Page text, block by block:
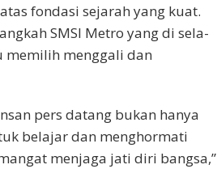
fondasi sejarah yang kuat.
SMSI Metro yang di sela-
memilih menggali dan
pers datang bukan hanya
belajar dan menghormati
menjaga jati diri bangsa,”